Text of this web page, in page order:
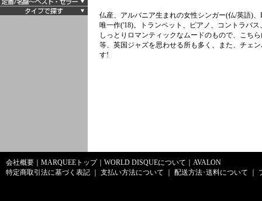
仏産、アルバニア生まれの女性シンガー(仏/英語)
唯一作('18)。トランペット、ピアノ、コントラバ
しっとりロマンティックなムードのもので、こち
等、英国ジャズを思わせる所も多く、また、チェ
す!
会社概要 MARQUEEトップ｜ WORLD DISQUEについて
AVALON
特定商取引法に基づく表記
支払い方法について 配送方法･送料について